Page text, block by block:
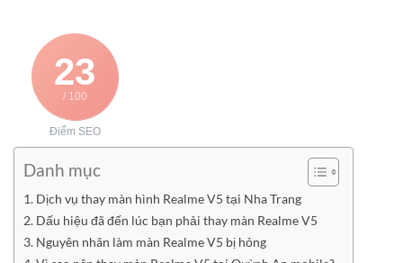
23
/ 100
Điểm SEO
Danh mục
Dịch vụ thay màn hình Realme V5 tại Nha Trang
Dấu hiệu đã đến lúc bạn phải thay màn Realme V5
Nguyên nhân làm màn Realme V5 bị hỏng